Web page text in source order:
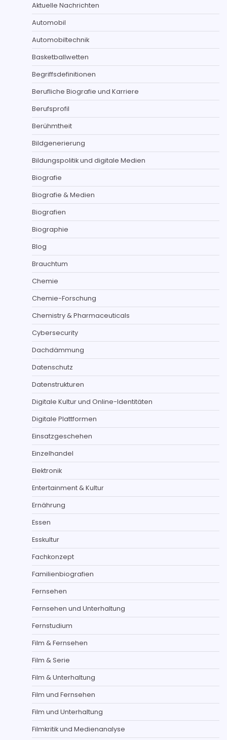
Aktuelle Nachrichten
Automobil
Automobiltechnik
Basketballwetten
Begriffsdefinitionen
Berufliche Biografie und Karriere
Berufsprofil
Berühmtheit
Bildgenerierung
Bildungspolitik und digitale Medien
Biografie
Biografie & Medien
Biografien
Biographie
Blog
Brauchtum
Chemie
Chemie-Forschung
Chemistry & Pharmaceuticals
Cybersecurity
Dachdämmung
Datenschutz
Datenstrukturen
Digitale Kultur und Online-Identitäten
Digitale Plattformen
Einsatzgeschehen
Einzelhandel
Elektronik
Entertainment & Kultur
Ernährung
Essen
Esskultur
Fachkonzept
Familienbiografien
Fernsehen
Fernsehen und Unterhaltung
Fernstudium
Film & Fernsehen
Film & Serie
Film & Unterhaltung
Film und Fernsehen
Film und Unterhaltung
Filmkritik und Medienanalyse